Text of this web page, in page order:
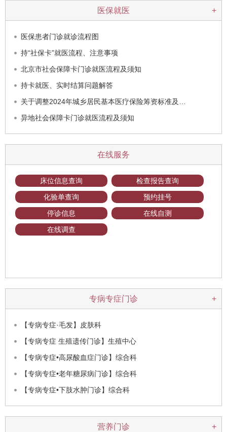
医保就医 +
医保患者门诊就诊流程图
持“社保卡”就医流程、注意事项
北京市社会保障卡门诊就医流程及须知
持卡就医、实时结算问题解答
关于调整2024年城乡居民基本医疗保险筹资标准及…
异地社会保障卡门诊就医流程及须知
在线服务
床位信息查询
检查报告查询
化验单查询
预约挂号
停诊信息
在线自测
在线调查
专病专症门诊 +
【专病专症·毛发】皮肤科
【专病专症 生殖遗传门诊】生殖中心
【专病专症•高尿酸血症门诊】综合科
【专病专症•老年糖尿病门诊】综合科
【专病专症•下肢水肿门诊】综合科
营养门诊 +